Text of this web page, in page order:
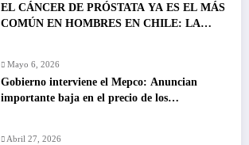
EL CÁNCER DE PRÓSTATA YA ES EL MÁS
COMÚN EN HOMBRES EN CHILE: LA
Mayo 6, 2026
Gobierno interviene el Mepco: Anuncian
importante baja en el precio de los
Abril 27, 2026